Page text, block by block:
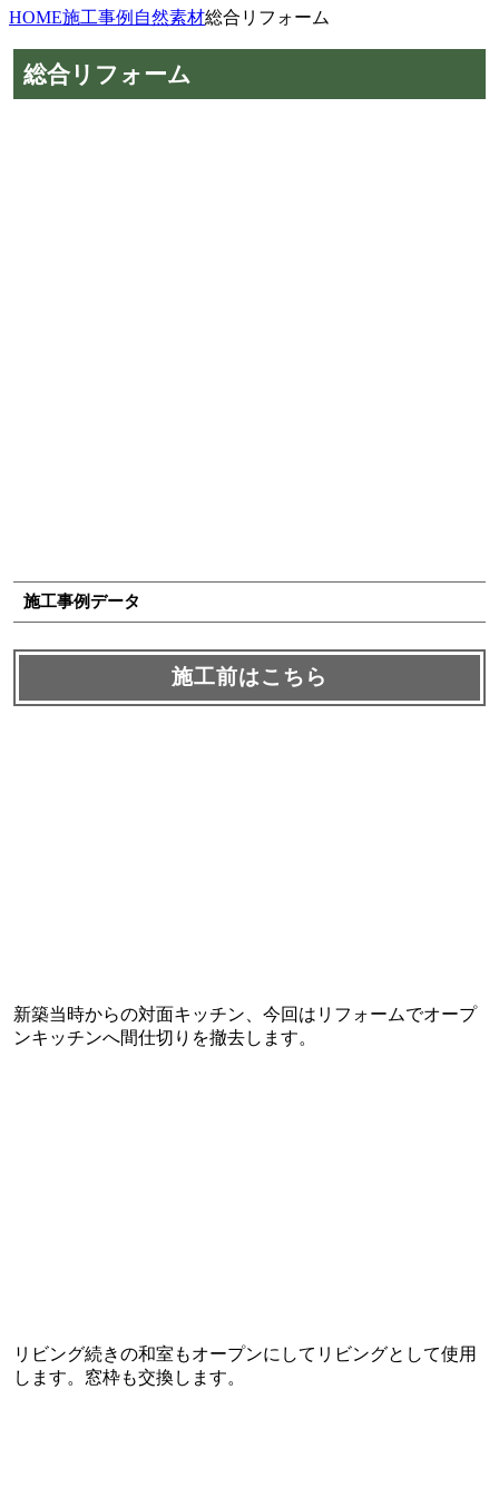
HOME施工事例 自然素材総合リフォーム
総合リフォーム
施工事例データ
施工前はこちら
新築当時からの対面キッチン、今回はリフォームでオープ
ンキッチンへ間仕切りを撤去します。
リビング続きの和室もオープンにしてリビングとして使用
します。窓枠も交換します。